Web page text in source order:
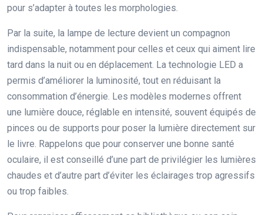
pour s’adapter à toutes les morphologies.
Par la suite, la lampe de lecture devient un compagnon
indispensable, notamment pour celles et ceux qui aiment lire
tard dans la nuit ou en déplacement. La technologie LED a
permis d’améliorer la luminosité, tout en réduisant la
consommation d’énergie. Les modèles modernes offrent
une lumière douce, réglable en intensité, souvent équipés de
pinces ou de supports pour poser la lumière directement sur
le livre. Rappelons que pour conserver une bonne santé
oculaire, il est conseillé d’une part de privilégier les lumières
chaudes et d’autre part d’éviter les éclairages trop agressifs
ou trop faibles.